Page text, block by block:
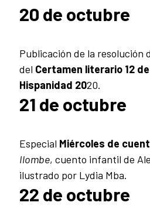
20 de octubre
Publicación de la resolución
del Certamen literario 12
Hispanidad 2020.
21 de octubre
Especial Miércoles de
Ilombe, cuento infantil de
ilustrado por Lydia Mba.
22 de octubre